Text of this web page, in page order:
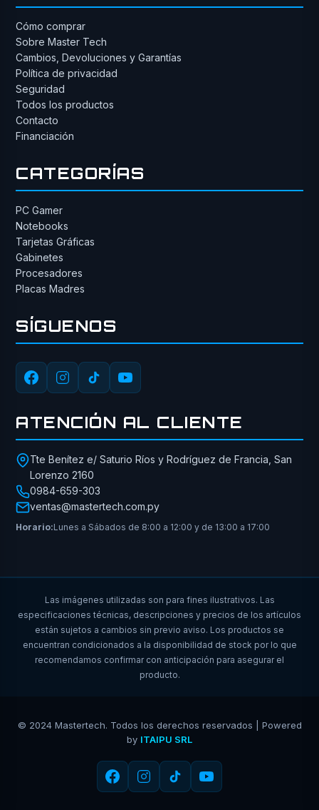
Cómo comprar
Sobre Master Tech
Cambios, Devoluciones y Garantías
Política de privacidad
Seguridad
Todos los productos
Contacto
Financiación
CATEGORÍAS
PC Gamer
Notebooks
Tarjetas Gráficas
Gabinetes
Procesadores
Placas Madres
SÍGUENOS
ATENCIÓN AL CLIENTE
Tte Benítez e/ Saturio Ríos y Rodríguez de Francia, San
Lorenzo 2160
0984-659-303
ventas@mastertech.com.py
Horario:Lunes a Sábados de 8:00 a 12:00 y de 13:00 a 17:00
Las imágenes utilizadas son para fines ilustrativos. Las
especificaciones técnicas, descripciones y precios de los artículos
están sujetos a cambios sin previo aviso. Los productos se
encuentran condicionados a la disponibilidad de stock por lo que
recomendamos confirmar con anticipación para asegurar el
producto.
© 2024 Mastertech. Todos los derechos reservados | Powered
by ITAIPU SRL